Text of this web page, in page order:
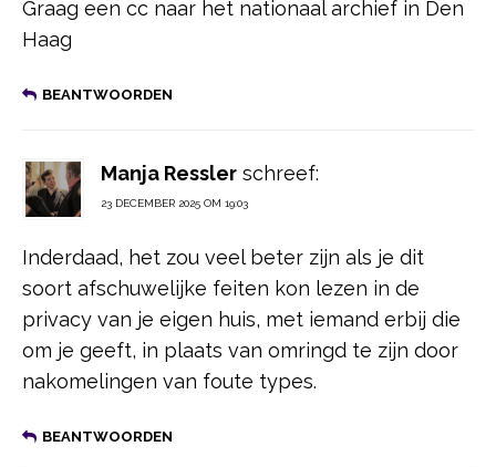
Graag een cc naar het nationaal archief in Den
Haag
BEANTWOORDEN
Manja Ressler schreef:
23 DECEMBER 2025 OM 19:03
Inderdaad, het zou veel beter zijn als je dit
soort afschuwelijke feiten kon lezen in de
privacy van je eigen huis, met iemand erbij die
om je geeft, in plaats van omringd te zijn door
nakomelingen van foute types.
BEANTWOORDEN